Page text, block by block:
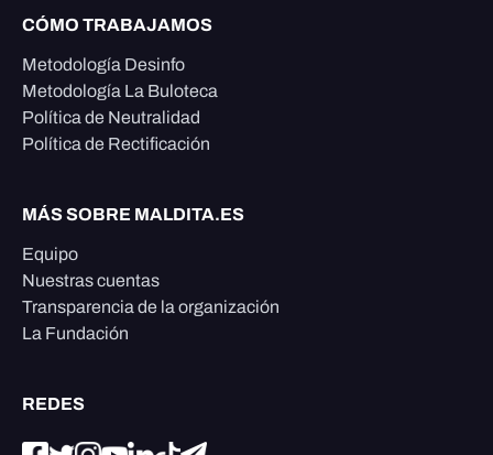
CÓMO TRABAJAMOS
Metodología Desinfo
Metodología La Buloteca
Política de Neutralidad
Política de Rectificación
MÁS SOBRE MALDITA.ES
Equipo
Nuestras cuentas
Transparencia de la organización
La Fundación
REDES